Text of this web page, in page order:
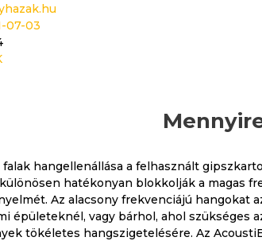
07-03
falak hangellenállása a felhasznált
hatékonyan blokkolják a magas
Az alacsony frekvenciájú hangokat
épületeknél, vagy bárhol, ahol szükséges
tökéletes hangszigetelésére. Az